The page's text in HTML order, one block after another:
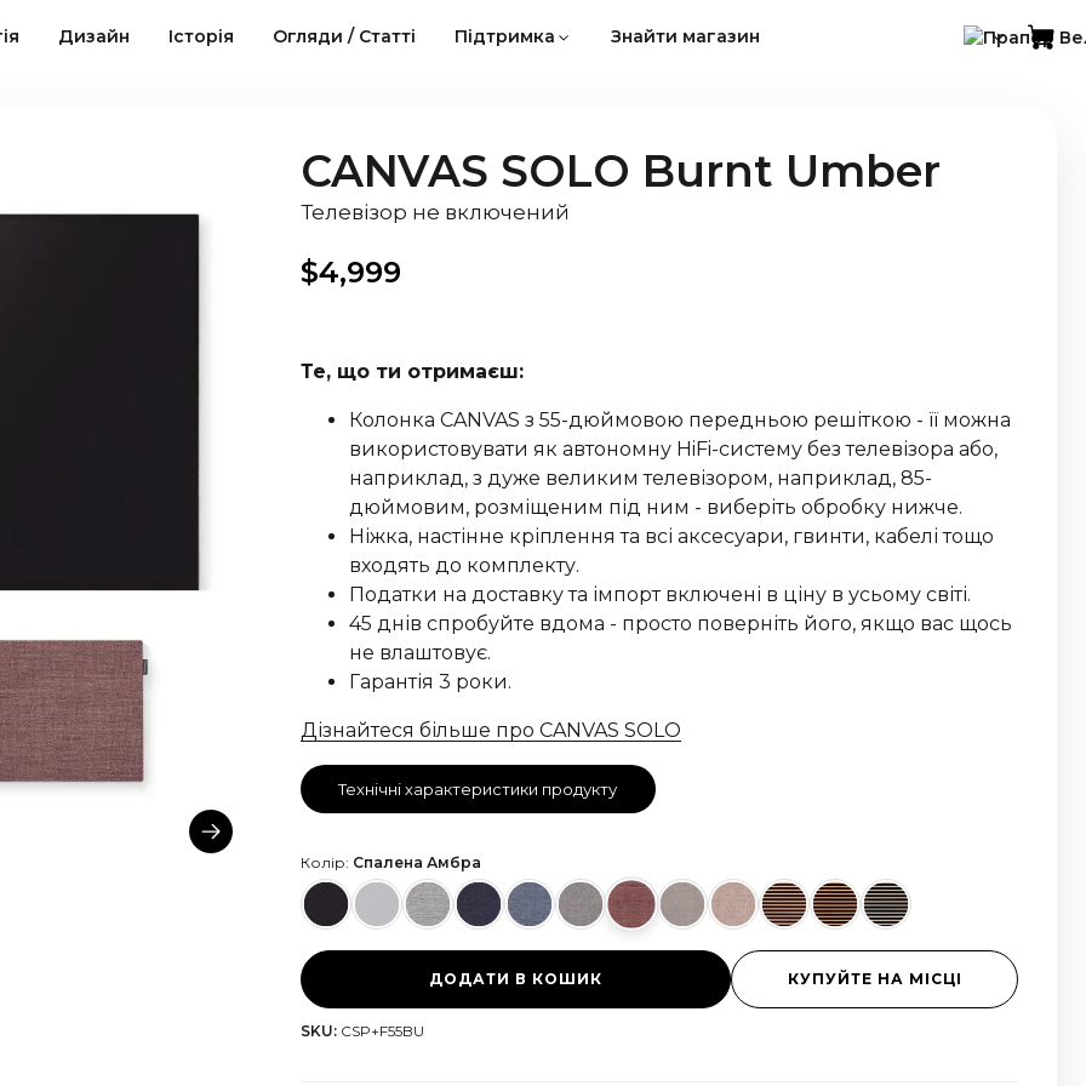
Дизайн Історія Огляди / Статті Підтримка Знайти магазин
CANVAS SOLO Burnt Umber
Телевізор не включений
$4,999
Те, що ти отримаєш:
Колонка CANVAS з 55-дюймовою передньою решіткою - її можна
використовувати як автономну HiFi-систему без телевізора або,
наприклад, з дуже великим телевізором, наприклад, 85-
дюймовим, розміщеним під ним - виберіть обробку нижче.
Ніжка, настінне кріплення та всі аксесуари, гвинти, кабелі тощо
входять до комплекту.
Податки на доставку та імпорт включені в ціну в усьому світі.
45 днів спробуйте вдома - просто поверніть його, якщо вас щось
не влаштовує.
Гарантія 3 роки.
Дізнайтеся більше про CANVAS SOLO
Технічні характеристики продукту
Колір: Спалена Амбра
ДОДАТИ В КОШИК КУПУЙТЕ НА МІСЦІ
SKU: CSP+F55BU